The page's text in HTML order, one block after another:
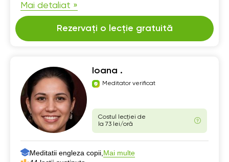
Mai detaliat »
Rezervați o lecție gratuită
Ioana .
Meditator verificat
Costul lecției de
la 73 lei/oră
Meditatii engleza copii, Mai multe